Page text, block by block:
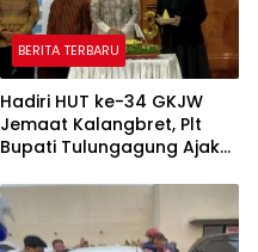
BERITA TERBARU
Hadiri HUT ke-34 GKJW
Jemaat Kalangbret, Plt
Bupati Tulungagung Ajak